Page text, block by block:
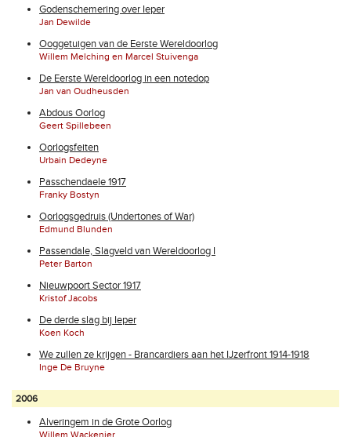
Godenschemering over Ieper
Jan Dewilde
Ooggetuigen van de Eerste Wereldoorlog
Willem Melching en Marcel Stuivenga
De Eerste Wereldoorlog in een notedop
Jan van Oudheusden
Abdous Oorlog
Geert Spillebeen
Oorlogsfeiten
Urbain Dedeyne
Passchendaele 1917
Franky Bostyn
Oorlogsgedruis (Undertones of War)
Edmund Blunden
Passendale, Slagveld van Wereldoorlog I
Peter Barton
Nieuwpoort Sector 1917
Kristof Jacobs
De derde slag bij Ieper
Koen Koch
We zullen ze krijgen - Brancardiers aan het IJzerfront 1914-1918
Inge De Bruyne
2006
Alveringem in de Grote Oorlog